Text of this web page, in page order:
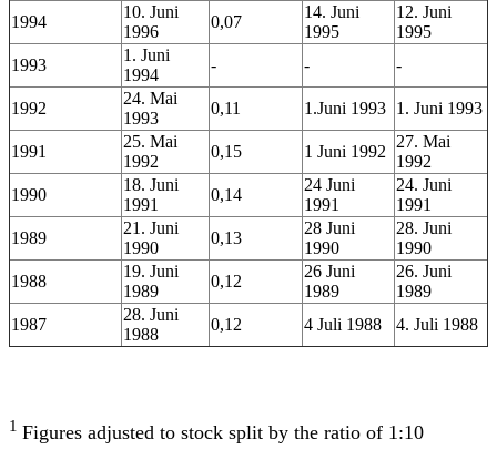
1994
10. Juni
1996
0,07
14. Juni
1995
12. Juni
1995
1993
1. Juni
1994
- - -
1992
24. Mai
1993
0,11 1.Juni 1993 1. Juni 1993
1991
25. Mai
1992
0,15 1 Juni 1992
27. Mai
1992
1990
18. Juni
1991
0,14
24 Juni
1991
24. Juni
1991
1989
21. Juni
1990
0,13
28 Juni
1990
28. Juni
1990
1988
19. Juni
1989
0,12
26 Juni
1989
26. Juni
1989
1987
28. Juni
1988
0,12 4 Juli 1988 4. Juli 1988
1 Figures adjusted to stock split by the ratio of 1:10